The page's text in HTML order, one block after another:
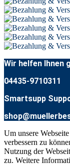
Wir helfen Ihnen
04435-9710311
Smartsupp
Um unsere
verbessern zu
Nutzung der
zu. Weitere